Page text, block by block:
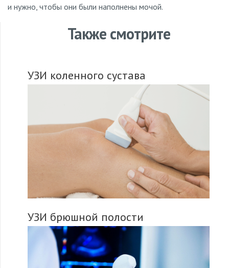
и нужно, чтобы они были наполнены мочой.
Также смотрите
УЗИ коленного сустава
УЗИ брюшной полости